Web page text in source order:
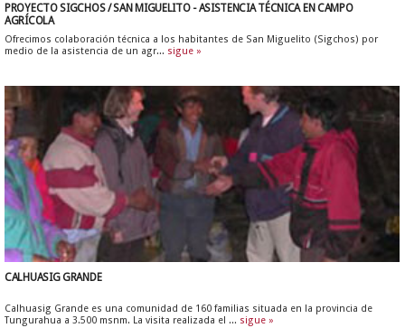
PROYECTO SIGCHOS / SAN MIGUELITO - ASISTENCIA TÉCNICA EN CAMPO
AGRÍCOLA
Ofrecimos colaboración técnica a los habitantes de San Miguelito (Sigchos) por
medio de la asistencia de un agr... sigue »
CALHUASIG GRANDE
Calhuasig Grande es una comunidad de 160 familias situada en la provincia de
Tungurahua a 3.500 msnm. La visita realizada el ... sigue »